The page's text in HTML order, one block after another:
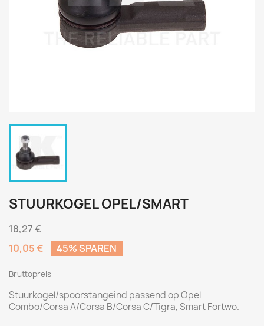
STUURKOGEL OPEL/SMART
18,27 €
10,05 €
45% SPAREN
Bruttopreis
Stuurkogel/spoorstangeind passend op Opel
Combo/Corsa A/Corsa B/Corsa C/Tigra, Smart Fortwo.